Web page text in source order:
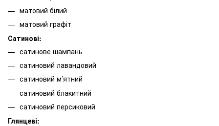
матовий білий
матовий графіт
Сатинові:
сатинове шампань
сатиновий лавандовий
сатиновий м’ятний
сатиновий блакитний
сатиновий персиковий
Глянцеві: